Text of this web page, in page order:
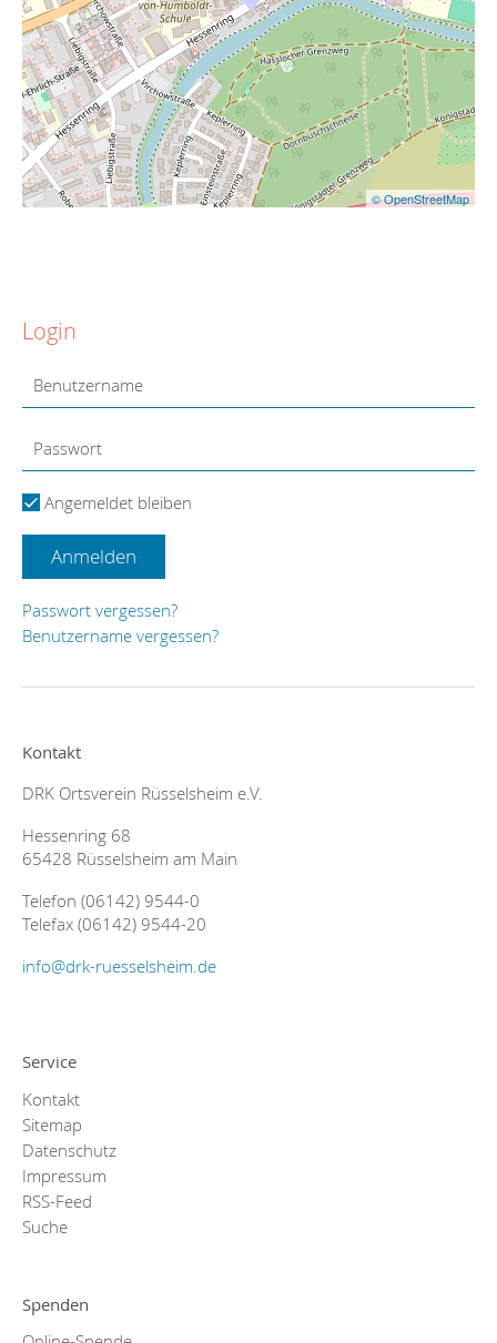
Login
Angemeldet bleiben
Anmelden
Passwort vergessen?
Benutzername vergessen?
© OpenStreetMap
Kontakt
DRK Ortsverein Rüsselsheim e.V.
Hessenring 68
65428 Rüsselsheim am Main
Telefon (06142) 9544-0
Telefax (06142) 9544-20
info@drk-ruesselsheim.de
Service
Kontakt
Sitemap
Datenschutz
Impressum
RSS-Feed
Suche
Spenden